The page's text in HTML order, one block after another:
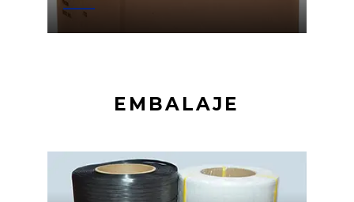
EMBALAJE